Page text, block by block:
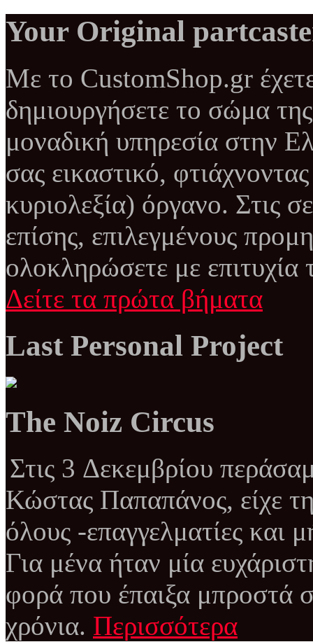
Your Original
Με το CustomShop.gr
δημιουργήσετε το σώμα
μοναδική υπηρεσία στην
σας εικαστικό,
κυριολεξία) όργανο. Στις
επίσης, επιλεγμένους
ολοκληρώσετε με
Δείτε τα πρώτα βήματα
Last Personal Project
The Noiz Circus
Στις 3 Δεκεμβρίου
Κώστας Παπαπάνος, είχε
όλους -επαγγελματίες και
Για μένα ήταν μία
φορά που έπαιξα μπροστά
χρόνια. Περισσότερα